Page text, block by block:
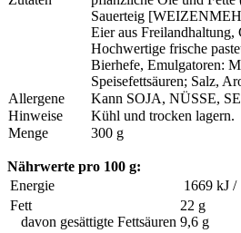
Sauerteig
Eier aus Freilandhaltung,
Hochwertige frische
Bierhefe, Emulgatoren:
Speisefettsäuren; Salz,
Allergene
Kann SOJA, NÜSSE,
Hinweise
Kühl und trocken lagern.
Menge
300 g
Nährwerte pro 100 g:
Energie
1669 kJ
Fett
davon gesättigte Fettsäuren
22 g
9,6 g